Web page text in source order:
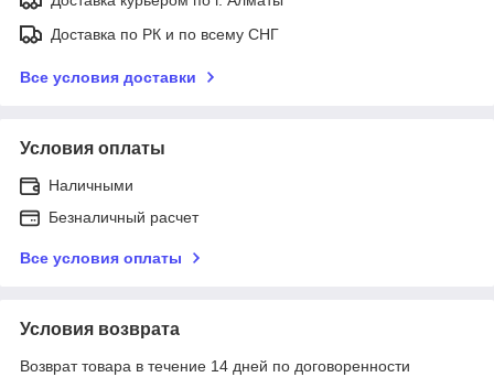
Доставка по РК и по всему СНГ
Все условия доставки
Условия оплаты
Наличными
Безналичный расчет
Все условия оплаты
Условия возврата
Возврат товара в течение 14 дней по договоренности